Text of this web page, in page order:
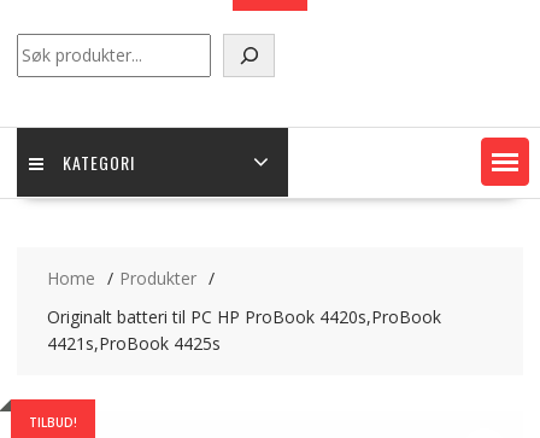
KATEGORI
Home
Produkter
Originalt batteri til PC HP ProBook 4420s,ProBook
4421s,ProBook 4425s
TILBUD!